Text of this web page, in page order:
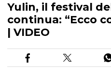
Yulin, il festival
continua: “Ecco
| VIDEO